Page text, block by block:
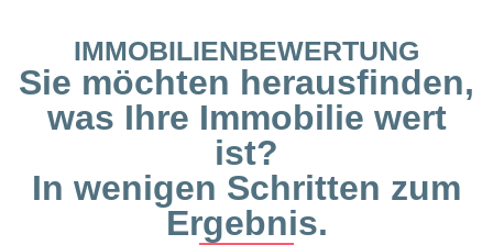
IMMOBILIENBEWERTUNG
Sie möchten herausfinden,
was Ihre Immobilie wert
ist?
In wenigen Schritten zum
Ergebnis.